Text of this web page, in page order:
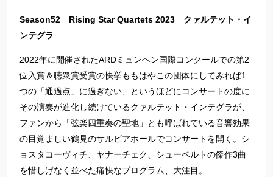
Season52 Rising Star Quartets 2023 クァルテット・イ
ンテグラ
2022年に開催されたARDミュンヘン国際コンクールでの第2
位入賞＆聴衆賞受賞の快挙ももはやこの団体にしてみれば1
つの「通過点」に過ぎない、というほどにコンサートの度に
その演奏が進化し続けているクァルテット・インテグラが、
ファンから「弦楽四重奏の聖地」とも呼ばれている音響効果
の目覚ましい鶴見のサルビアホールでコンサートを開く。シ
ョスタコーヴィチ、ヤナーチェク、シューベルトの傑作3曲
を惜しげなく並べた痛快なプログラム、大注目。